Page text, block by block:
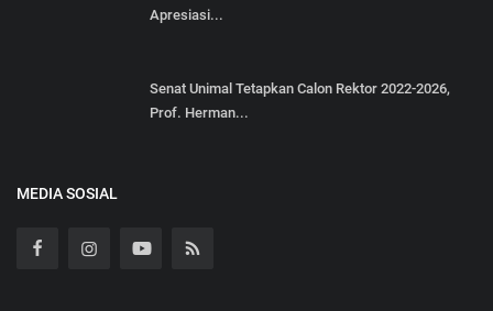
Apresiasi...
Senat Unimal Tetapkan Calon Rektor 2022-2026,
Prof. Herman...
MEDIA SOSIAL